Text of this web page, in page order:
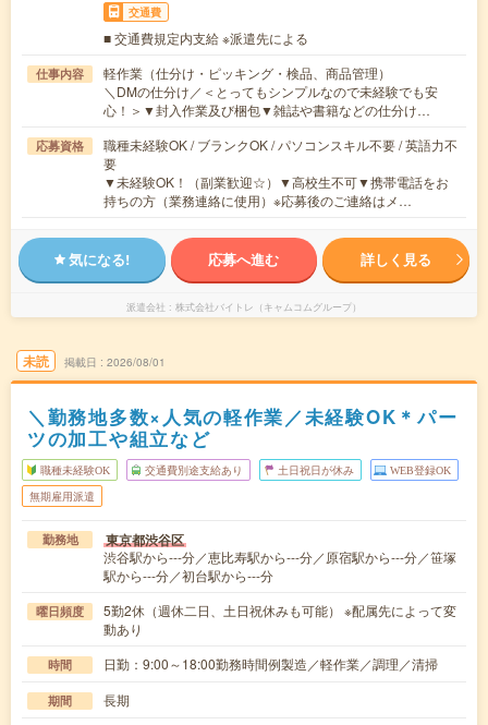
交通費
■ 交通費規定内支給 ※派遣先による
仕事内容
軽作業（仕分け・ピッキング・検品、商品管理）
＼DMの仕分け／＜とってもシンプルなので未経験でも安
心！＞▼封入作業及び梱包▼雑誌や書籍などの仕分け…
応募資格
職種未経験OK / ブランクOK / パソコンスキル不要 / 英語力不
要
▼未経験OK！（副業歓迎☆）▼高校生不可▼携帯電話をお
持ちの方（業務連絡に使用）※応募後のご連絡はメ…
気になる! 応募へ進む 詳しく見る
派遣会社 株式会社バイトレ（キャムコムグループ）
未読 掲載日 2026/08/01
＼勤務地多数×人気の軽作業／未経験OK＊パー
ツの加工や組立など
職種未経験OK 交通費別途支給あり 土日祝日が休み WEB登録OK
無期雇用派遣
勤務地 東京都渋谷区
渋谷駅から---分／恵比寿駅から---分／原宿駅から---分／笹塚
駅から---分／初台駅から---分
曜日頻度
5勤2休（週休二日、土日祝休みも可能） ※配属先によって変
動あり
時間 日勤：9:00～18:00勤務時間例製造／軽作業／調理／清掃
期間 長期